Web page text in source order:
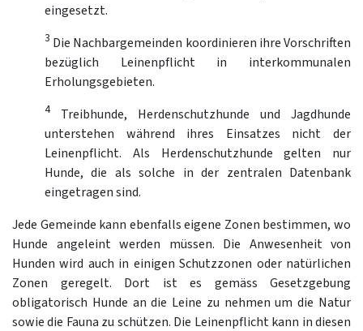
eingesetzt.
3 Die Nachbargemeinden koordinieren ihre Vorschriften
bezüglich Leinenpflicht in interkommunalen
Erholungsgebieten.
4 Treibhunde, Herdenschutzhunde und Jagdhunde
unterstehen während ihres Einsatzes nicht der
Leinenpflicht. Als Herdenschutzhunde gelten nur
Hunde, die als solche in der zentralen Datenbank
eingetragen sind.
Jede Gemeinde kann ebenfalls eigene Zonen bestimmen, wo
Hunde angeleint werden müssen. Die Anwesenheit von
Hunden wird auch in einigen Schutzzonen oder natürlichen
Zonen geregelt. Dort ist es gemäss Gesetzgebung
obligatorisch Hunde an die Leine zu nehmen um die Natur
sowie die Fauna zu schützen. Die Leinenpflicht kann in diesen